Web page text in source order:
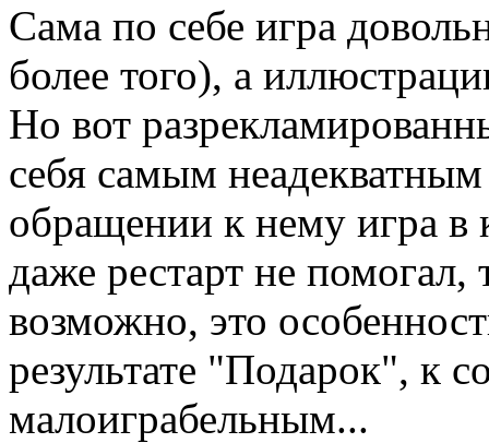
Сама по себе игра
более того), а
Но вот
себя самым
обращении к нему игра в
даже рестарт не
возможно, это
результате "Подарок", к
малоиграбельным...